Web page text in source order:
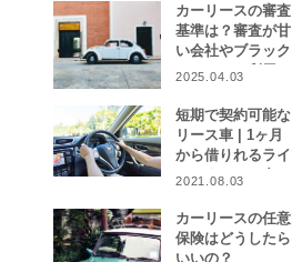
カーリースの審査
基準は？審査が甘
い会社やブラック
リストでも利用で
2025.04.03
短期で契約可能な
リース車 | 1ヶ月
から借りれるライ
フスタイルに合わ
集
2021.08.03
カーリースの任意
保険はどうしたら
いいの？